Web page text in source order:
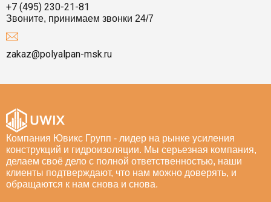
+7 (495) 230-21-81
Звоните, принимаем звонки 24/7
zakaz@polyalpan-msk.ru
Компания Ювикс Групп - лидер на рынке усиления
конструкций и гидроизоляции. Мы серьезная компания,
делаем своё дело с полной ответственностью, наши
клиенты подтверждают, что нам можно доверять, и
обращаются к нам снова и снова.